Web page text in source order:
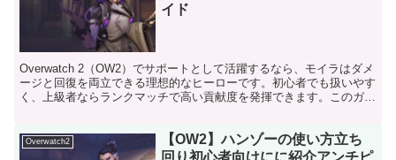
イド
Overwatch 2（OW2）でサポートとして活躍するなら、モイラはダメ
ージと回復を両立できる理想的なヒーローです。初心者でも扱いやす
く、上級者ならランクマッチで高い貢献度を発揮できます。このガイ
Overwatch2
【OW2】ハンゾーの使い方立ち
回り初心者向けにに紹介アンチピ